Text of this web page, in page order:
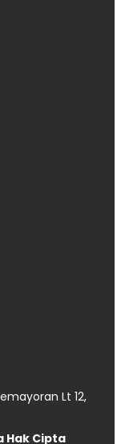
Lt 12,
Hak Cipta